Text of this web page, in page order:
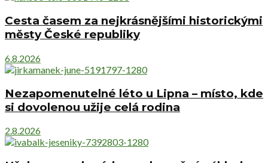
Cesta časem za nejkrásnějšími historickými
městy České republiky
6.8.2026
Nezapomenutelné léto u Lipna – místo, kde
si dovolenou užije celá rodina
2.8.2026